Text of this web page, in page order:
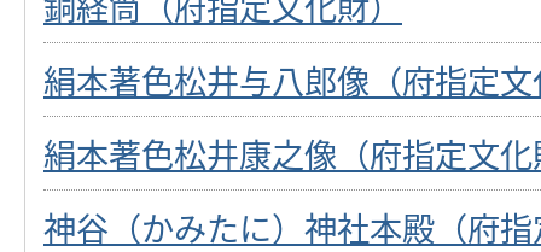
絹本著色松井与八郎像（府指定
絹本著色松井康之像（府指定文
神谷（かみたに）神社本殿（府